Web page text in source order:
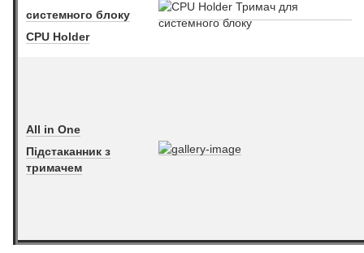
системного блоку
CPU Holder
All in One
Підстаканник з
тримачем